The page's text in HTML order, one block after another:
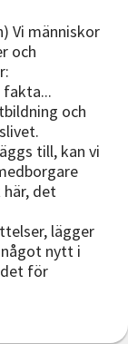
Vi människor
och
och
till, kan vi
det
lägger
nytt i
för